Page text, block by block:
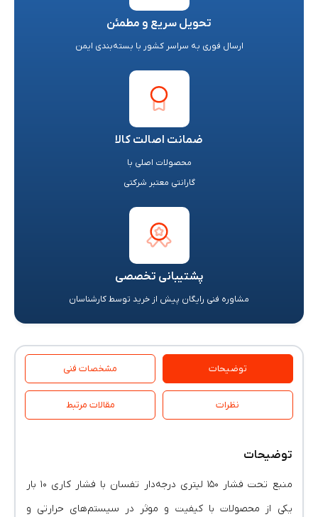
تحویل سریع و مطمئن
ارسال فوری به سراسر کشور با بسته‌بندی ایمن
ضمانت اصالت کالا
محصولات اصلی با
گارانتی معتبر شرکتی
پشتیبانی تخصصی
مشاوره فنی رایگان پیش از خرید توسط کارشناسان
توضیحات مشخصات فنی
نظرات مقالات مرتبط
توضیحات
منبع تحت فشار ۱۵۰ لیتری درجه‌دار تفسان با فشار کاری ۱۰ بار
یکی از محصولات با کیفیت و موثر در سیستم‌های حرارتی و